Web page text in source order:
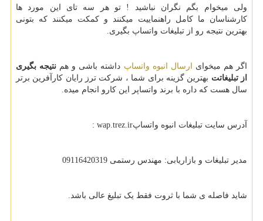
ولی میخوام بگم نگران نباشید ! تو هر سه تای این مورد ها
کارشناسان ما کامل راهنماییت میکنند و کمکت میکنند که بتونی
بهترین نتیجه رو از تبلیغات واتساپ بگیری.
اگر هم میخوای ارسال انبوه واتساپ داشته باشی و هم نتیجه بگیری
از تبلیغاتت بهترین گزینه برای شما ، شرکت ترز رایان کارآفرین برتر
سال هست که داره با برند واتساپر این کارو انجام میده.
آدرس سایت تبلیغات انبوه واتساپ: wap.trez.ir
مدیر تبلیغات و بازاریابی: مهندس رستمی 09116420319
شاید فاصله ی شما با ثروت فقط یک تبلیغ عالی باشد.